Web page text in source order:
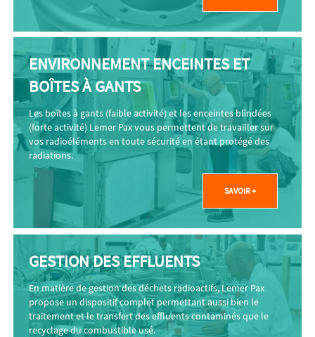
ENVIRONNEMENT ENCEINTES ET
BOÎTES À GANTS
Les boîtes à gants (faible activité) et les enceintes blindées
(forte activité) Lemer Pax vous permettent de travailler sur
vos radioéléments en toute sécurité en étant protégé des
radiations.
SAVOIR +
GESTION DES EFFLUENTS
En matière de gestion des déchets radioactifs, Lemer Pax
propose un dispositif complet permettant aussi bien le
traitement et le transfert des effluents contaminés que le
recyclage du combustible usé.